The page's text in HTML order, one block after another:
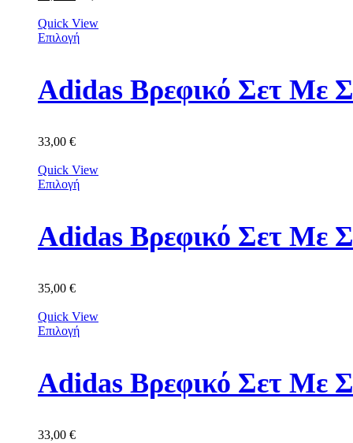
Quick View
Επιλογή
Adidas Βρεφικό Σετ Με
33,00 €
Quick View
Επιλογή
Adidas Βρεφικό Σετ Με
35,00 €
Quick View
Επιλογή
Adidas Βρεφικό Σετ Με
33,00 €